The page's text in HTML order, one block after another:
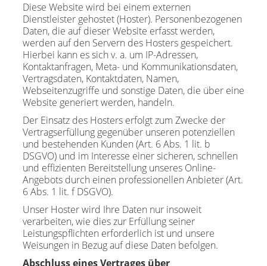
Diese Website wird bei einem externen
Dienstleister gehostet (Hoster). Personenbezogenen
Daten, die auf dieser Website erfasst werden,
werden auf den Servern des Hosters gespeichert.
Hierbei kann es sich v. a. um IP-Adressen,
Kontaktanfragen, Meta- und Kommunikationsdaten,
Vertragsdaten, Kontaktdaten, Namen,
Webseitenzugriffe und sonstige Daten, die über eine
Website generiert werden, handeln.
Der Einsatz des Hosters erfolgt zum Zwecke der
Vertragserfüllung gegenüber unseren potenziellen
und bestehenden Kunden (Art. 6 Abs. 1 lit. b
DSGVO) und im Interesse einer sicheren, schnellen
und effizienten Bereitstellung unseres Online-
Angebots durch einen professionellen Anbieter (Art.
6 Abs. 1 lit. f DSGVO).
Unser Hoster wird Ihre Daten nur insoweit
verarbeiten, wie dies zur Erfüllung seiner
Leistungspflichten erforderlich ist und unsere
Weisungen in Bezug auf diese Daten befolgen.
Abschluss eines Vertrages über